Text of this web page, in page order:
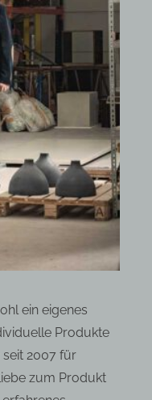
ein eigenes
Produkte
2007 für
zum Produkt